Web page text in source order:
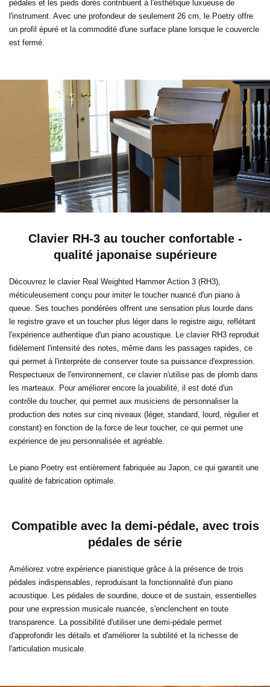
pédales et les pieds dorés contribuent à l'esthétique luxueuse de
l'instrument. Avec une profondeur de seulement 26 cm, le Poetry offre
un profil épuré et la commodité d'une surface plane lorsque le couvercle
est fermé.
Clavier RH-3 au toucher confortable -
qualité japonaise supérieure
Découvrez le clavier Real Weighted Hammer Action 3 (RH3),
méticuleusement conçu pour imiter le toucher nuancé d'un piano à
queue. Ses touches pondérées offrent une sensation plus lourde dans
le registre grave et un toucher plus léger dans le registre aigu, reflétant
l'expérience authentique d'un piano acoustique. Le clavier RH3 reproduit
fidèlement l'intensité des notes, même dans les passages rapides, ce
qui permet à l'interprète de conserver toute sa puissance d'expression.
Respectueux de l'environnement, ce clavier n'utilise pas de plomb dans
les marteaux. Pour améliorer encore la jouabilité, il est doté d'un
contrôle du toucher, qui permet aux musiciens de personnaliser la
production des notes sur cinq niveaux (léger, standard, lourd, régulier et
constant) en fonction de la force de leur toucher, ce qui permet une
expérience de jeu personnalisée et agréable.
Le piano Poetry est entièrement fabriquée au Japon, ce qui garantit une
qualité de fabrication optimale.
Compatible avec la demi-pédale, avec trois
pédales de série
Améliorez votre expérience pianistique grâce à la présence de trois
pédales indispensables, reproduisant la fonctionnalité d'un piano
acoustique. Les pédales de sourdine, douce et de sustain, essentielles
pour une expression musicale nuancée, s'enclenchent en toute
transparence. La possibilité d'utiliser une demi-pédale permet
d'approfondir les détails et d'améliorer la subtilité et la richesse de
l'articulation musicale.